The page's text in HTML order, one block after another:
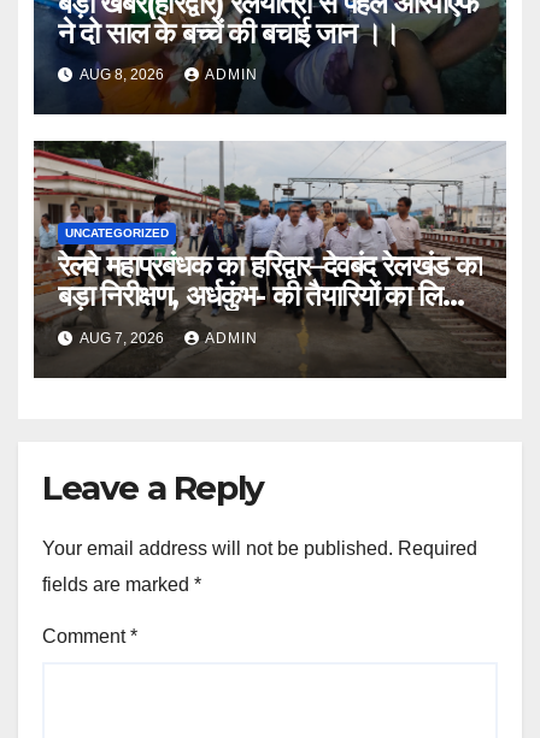
ने दो साल के बच्चें की बचाई जान ।।
AUG 8, 2026 ADMIN
UNCATEGORIZED
रेलवे महाप्रबंधक का हरिद्वार–देवबंद रेलखंड का
बड़ा निरीक्षण, अर्धकुंभ- की तैयारियों का लिया
जायजा
AUG 7, 2026 ADMIN
Leave a Reply
Your email address will not be published. Required
fields are marked *
Comment*